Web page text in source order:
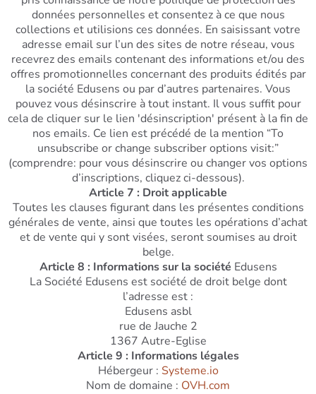
données personnelles et consentez à ce que nous
collections et utilisions ces données. En saisissant votre
adresse email sur l’un des sites de notre réseau, vous
recevrez des emails contenant des informations et/ou des
offres promotionnelles concernant des produits édités par
la société Edusens ou par d’autres partenaires. Vous
pouvez vous désinscrire à tout instant. Il vous suffit pour
cela de cliquer sur le lien 'désinscription' présent à la fin de
nos emails. Ce lien est précédé de la mention “To
unsubscribe or change subscriber options visit:”
(comprendre: pour vous désinscrire ou changer vos options
d’inscriptions, cliquez ci-dessous).
Article 7 : Droit applicable
Toutes les clauses figurant dans les présentes conditions
générales de vente, ainsi que toutes les opérations d’achat
et de vente qui y sont visées, seront soumises au droit
belge.
Article 8 : Informations sur la société Edusens
La Société Edusens est société de droit belge dont
l’adresse est :
Edusens asbl
rue de Jauche 2
1367 Autre-Eglise
Article 9 : Informations légales
Hébergeur : Systeme.io
Nom de domaine : OVH.com